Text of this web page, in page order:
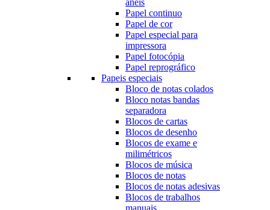
Papel continuo
Papel de cor
Papel especial para
impressora
Papel fotocópia
Papel reprográfico
Papeis especiais
Bloco de notas colados
Bloco notas bandas
separadora
Blocos de cartas
Blocos de desenho
Blocos de exame e
milimétricos
Blocos de música
Blocos de notas
Blocos de notas adesivas
Blocos de trabalhos
manuais